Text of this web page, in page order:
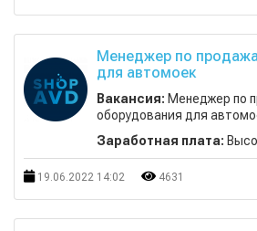
Менеджер по
для автомоек
Вакансия: Менеджер по
оборудования для
Заработная плата:
19.06.2022 14:02 4631